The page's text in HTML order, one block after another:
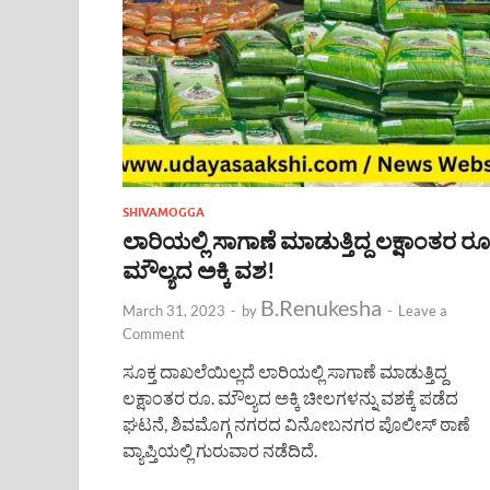
SHIVAMOGGA
ಲಾರಿಯಲ್ಲಿ ಸಾಗಾಣೆ ಮಾಡುತ್ತಿದ್ದ ಲಕ್ಷಾಂತರ
ಮೌಲ್ಯದ ಅಕ್ಕಿ ವಶ!
March 31, 2023 - by B.Renukesha - Leave a
Comment
ಸೂಕ್ತ ದಾಖಲೆಯಿಲ್ಲದೆ ಲಾರಿಯಲ್ಲಿ ಸಾಗಾಣೆ ಮಾಡುತ್ತಿದ್ದ
ಲಕ್ಷಾಂತರ ರೂ. ಮೌಲ್ಯದ ಅಕ್ಕಿ ಚೀಲಗಳನ್ನು ವಶಕ್ಕೆ ಪಡೆದ
ಘಟನೆ, ಶಿವಮೊಗ್ಗ ನಗರದ ವಿನೋಬನಗರ ಪೊಲೀಸ್ ಠಾಣೆ
ವ್ಯಾಪ್ತಿಯಲ್ಲಿ ಗುರುವಾರ ನಡೆದಿದೆ.